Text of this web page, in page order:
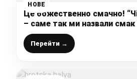
НОВЕ
Це божественно смачно!
– саме так ми назвали смак
із сиром
Перейти →